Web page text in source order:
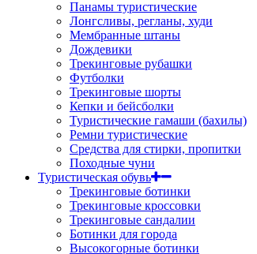
Панамы туристические
Лонгсливы, регланы, худи
Мембранные штаны
Дождевики
Трекинговые рубашки
Футболки
Трекинговые шорты
Кепки и бейсболки
Туристические гамаши (бахилы)
Ремни туристические
Средства для стирки, пропитки
Походные чуни
Туристическая обувь
Трекинговые ботинки
Трекинговые кроссовки
Трекинговые сандалии
Ботинки для города
Высокогорные ботинки